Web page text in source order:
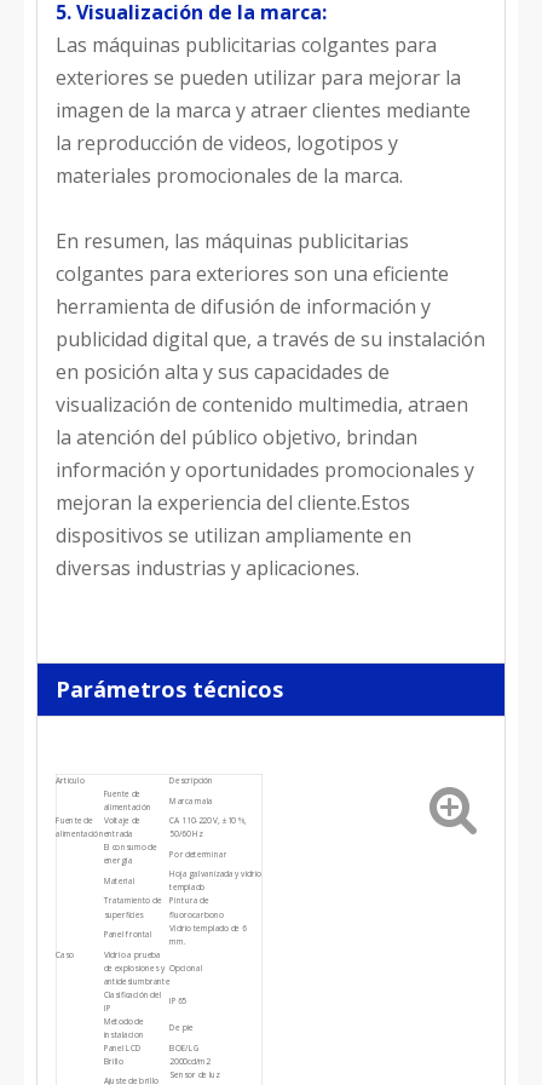
5. Visualización de la marca:
Las máquinas publicitarias colgantes para
exteriores se pueden utilizar para mejorar la
imagen de la marca y atraer clientes mediante
la reproducción de videos, logotipos y
materiales promocionales de la marca.
En resumen, las máquinas publicitarias
colgantes para exteriores son una eficiente
herramienta de difusión de información y
publicidad digital que, a través de su instalación
en posición alta y sus capacidades de
visualización de contenido multimedia, atraen
la atención del público objetivo, brindan
información y oportunidades promocionales y
mejoran la experiencia del cliente.Estos
dispositivos se utilizan ampliamente en
diversas industrias y aplicaciones.
Parámetros técnicos
Artículo Descripción
Fuente de
alimentación
Fuente de
alimentación
Marca mala
Voltaje de
entrada
CA 110-220 V, ±10 %,
50/60 Hz
El consumo de
energía
Por determinar
Caso
Material
Hoja galvanizada y vidrio
templado
Tratamiento de
superficies
Pintura de
fluorocarbono
Panel frontal
Vidrio templado de 6
mm.
Vidrio a prueba
de explosiones y
antideslumbrante
Opcional
Clasificación del
IP
IP65
Metodo de
instalacion
De pie
Panel LCD BOE/LG
Brillo 2000cd/m2
Ajuste de brillo
Sensor de luz